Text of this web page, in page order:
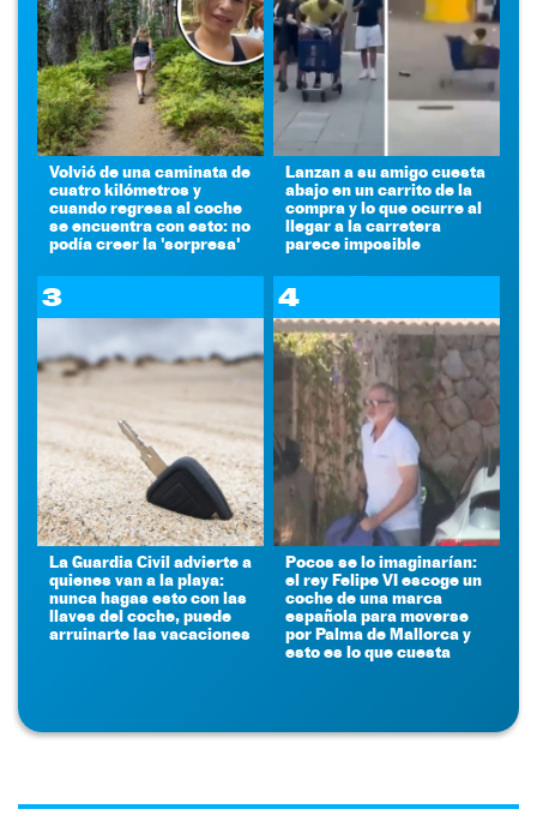
Volvió de una caminata de
cuatro kilómetros y
cuando regresa al coche
se encuentra con esto: no
podía creer la 'sorpresa'
Lanzan a su amigo cuesta
abajo en un carrito de la
compra y lo que ocurre al
llegar a la carretera
parece imposible
3
La Guardia Civil advierte a
quienes van a la playa:
nunca hagas esto con las
llaves del coche, puede
arruinarte las vacaciones
4
Pocos se lo imaginarían:
el rey Felipe VI escoge un
coche de una marca
española para moverse
por Palma de Mallorca y
esto es lo que cuesta